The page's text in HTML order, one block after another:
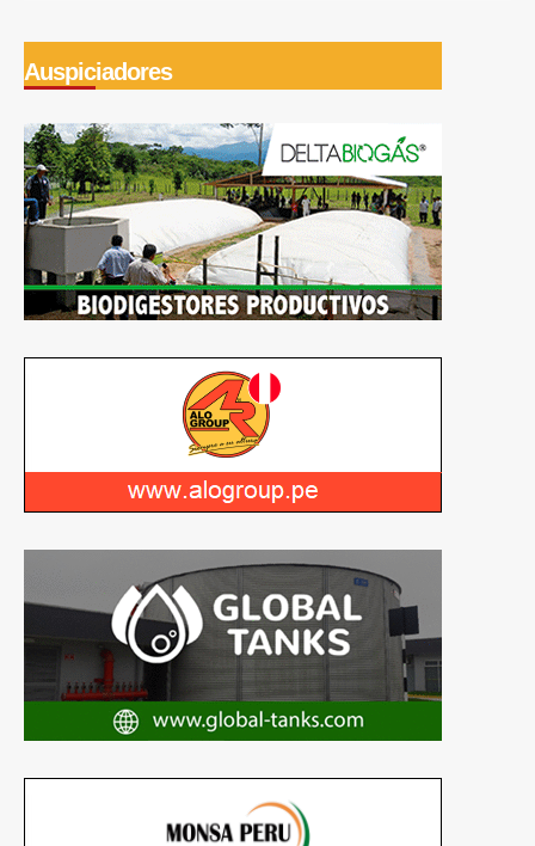
Auspiciadores